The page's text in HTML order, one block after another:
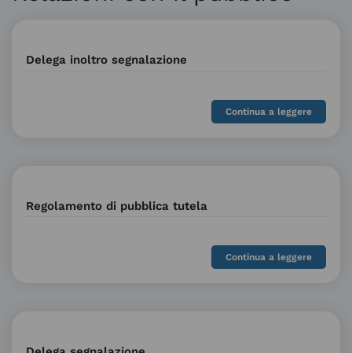
Delega inoltro segnalazione
Continua a leggere
Regolamento di pubblica tutela
Continua a leggere